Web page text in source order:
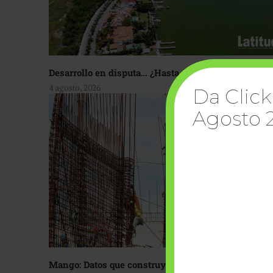
Desarrollo en disputa… ¿Hasta dónde crecer?
4 agosto, 2026
Mango: Datos que construyen confianza
Da
Agosto